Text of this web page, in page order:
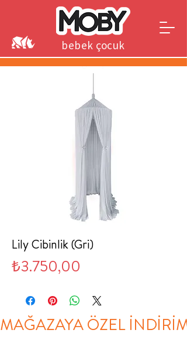
bebek çocuk
genç
Lily Cibinlik (Gri)
₺3.750,00
MAĞAZAYA ÖZEL İNDİRİM